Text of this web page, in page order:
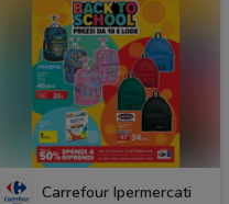
Carrefour Ipermercati